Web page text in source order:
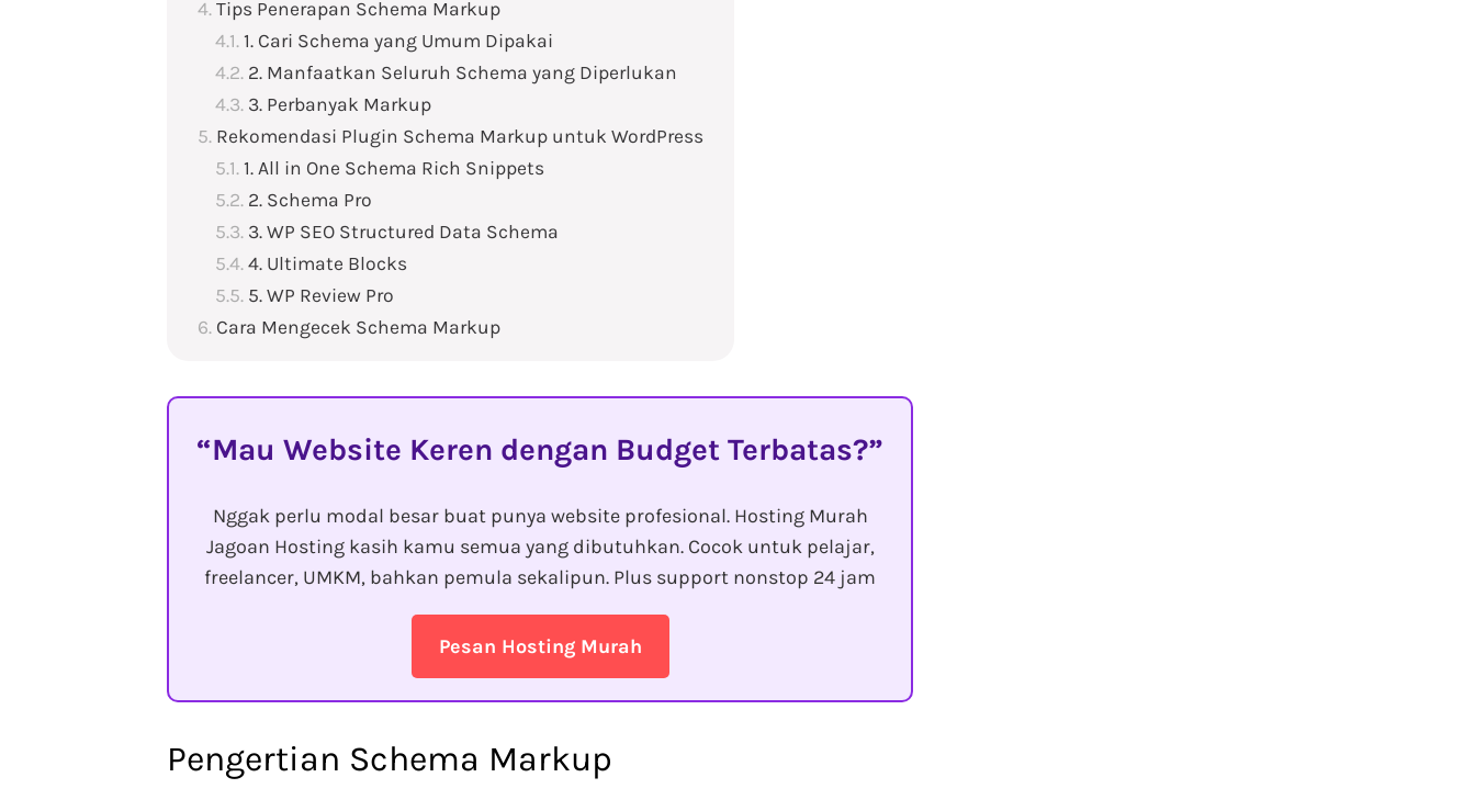
Tips Penerapan Schema Markup
1. Cari Schema yang Umum Dipakai
2. Manfaatkan Seluruh Schema yang Diperlukan
3. Perbanyak Markup
Rekomendasi Plugin Schema Markup untuk WordPress
1. All in One Schema Rich Snippets
2. Schema Pro
3. WP SEO Structured Data Schema
4. Ultimate Blocks
5. WP Review Pro
Cara Mengecek Schema Markup
Mau Website Keren dengan Budget Terbatas?
Nggak perlu modal besar buat punya website profesional. Hosting Murah
Jagoan Hosting kasih kamu semua yang dibutuhkan. Cocok untuk pelajar,
freelancer, UMKM, bahkan pemula sekalipun. Plus support nonstop 24 jam
Pesan Hosting Murah
Pengertian Schema Markup